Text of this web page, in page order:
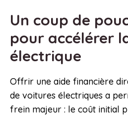
Un coup de
pour accélérer
électrique
Offrir une aide financière
de voitures électriques a
frein majeur : le coût initial